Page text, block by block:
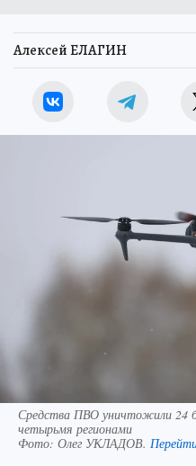
Алексей ЕЛАГИН
Средства ПВО уничтожили 24
четырьмя регионами
Фото: Олег УКЛАДОВ.